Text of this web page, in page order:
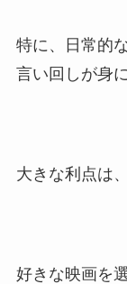
特に、日常的
言い回しが身
大きな利点は
好きな映画を